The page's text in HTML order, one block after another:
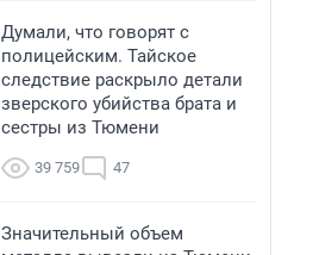
Думали, что говорят с
полицейским. Тайское
следствие раскрыло детали
зверского убийства брата и
сестры из Тюмени
39 759 47
Значительный объем